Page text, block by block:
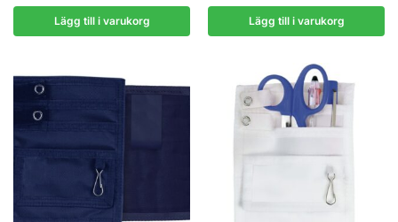
Lägg till i varukorg Lägg till i varukorg